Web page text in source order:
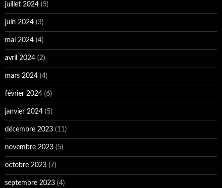
juillet 2024 (5)
juin 2024 (3)
mai 2024 (4)
avril 2024 (2)
mars 2024 (4)
février 2024 (6)
janvier 2024 (5)
décembre 2023 (11)
novembre 2023 (5)
octobre 2023 (7)
septembre 2023 (4)